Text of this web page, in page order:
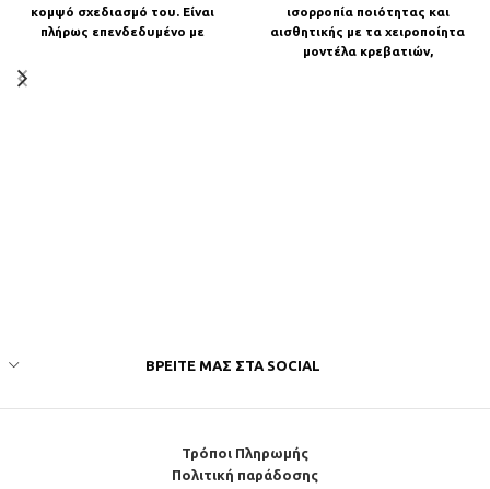
κομψό σχεδιασμό του. Είναι
πλήρως επενδεδυμένο με
ισορροπία ποιότητας και
αισθητικής με τα χειροποίητα
μοντέλα κρεβατιών,
ΒΡΕΊΤΕ ΜΑΣ ΣΤΑ SOCIAL
Τρόποι Πληρωμής
Πολιτική παράδοσης